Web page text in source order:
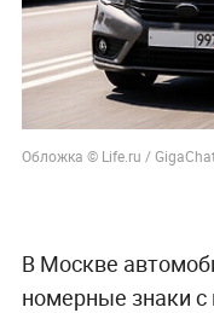
Обложка © Life.ru /
В Москве
номерные знаки